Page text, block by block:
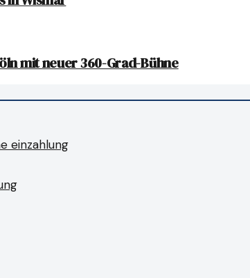
mit neuer 360-Grad-Bühne
einzahlung